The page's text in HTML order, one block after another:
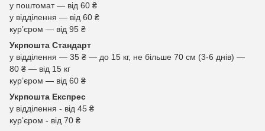
у поштомат — від 60 ₴
у відділення — від 60 ₴
курʼєром — від 95 ₴
Укрпошта Стандарт
у відділення — 35 ₴ — до 15 кг, не більше 70 см (3-6 днів) —
80 ₴ — від 15 кг
курʼєром — від 60 ₴
Укрпошта Експрес
у відділення - від 45 ₴
курʼєром - від 70 ₴